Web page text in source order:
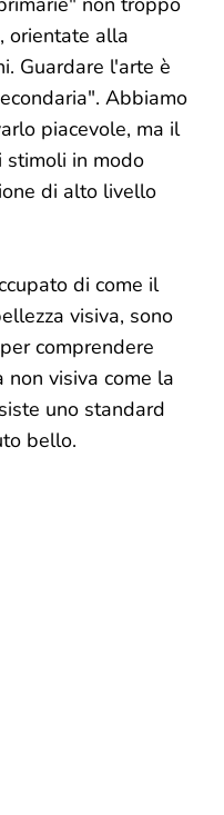
orientate alla
Guardare l'arte è
Abbiamo
piacevole, ma il
in modo
di alto livello
di come il
visiva, sono
comprendere
visiva come la
uno standard
bello.